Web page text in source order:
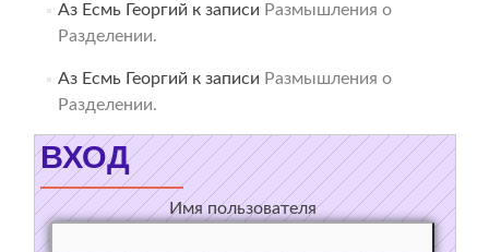
Аз Есмь Георгий к записи Размышления о
Разделении.
Аз Есмь Георгий к записи Размышления о
Разделении.
ВХОД
Имя пользователя